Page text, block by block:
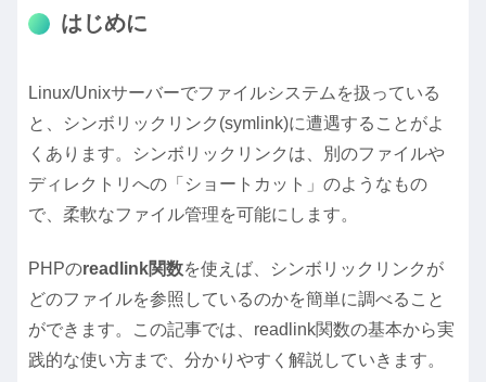
はじめに
Linux/Unixサーバーでファイルシステムを扱っている
と、シンボリックリンク(symlink)に遭遇することがよ
くあります。シンボリックリンクは、別のファイルや
ディレクトリへの「ショートカット」のようなもの
で、柔軟なファイル管理を可能にします。
PHPのreadlink関数を使えば、シンボリックリンクが
どのファイルを参照しているのかを簡単に調べること
ができます。この記事では、readlink関数の基本から実
践的な使い方まで、分かりやすく解説していきます。